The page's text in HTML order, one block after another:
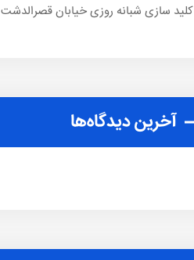
کلید سازی شبانه روزی خیابان قصرالدشت
آخرین دیدگاه‌ها